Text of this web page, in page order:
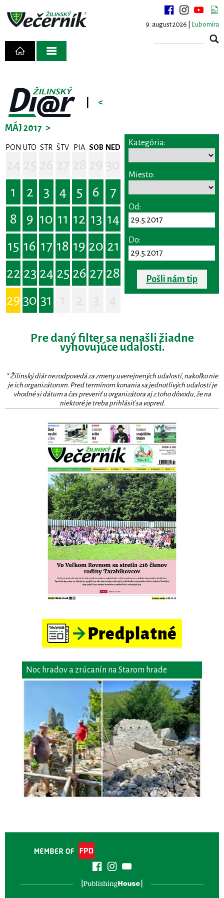
9. august 2026 | Ľubomíra
<
MÁJ 2017 >
PON UTO STR ŠTV PIA SOB NED
1
2 3 4 5 6
7
8
9 10 11 12 13 14
15 16 17 18 19 20 21
22 23 24 25 26 27 28
29 30 31
Kategória:
Miesto:
Od:
Do:
Pošli nám tip
Pre daný filter sa nenašli žiadne
vyhovujúce udalosti.
* Žilinský diár nezodpovedá za zmeny uverejnených udalostí, nakoľko nie
je ich organizátorom. Pred termínom konania sa jednotlivých udalostí je
vhodné si dátum a čas preveriť u organizátora aj z toho dôvodu, že na
niektoré je treba prihlásiť sa vopred.
Noc hradov a zrúcanín na Starom hrade